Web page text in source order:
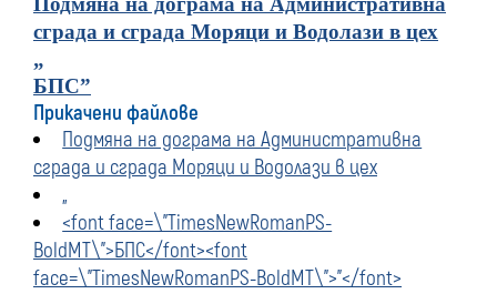
сграда и сграда Моряци и Водолази в цех
„
БПС”
Прикачени файлове
Подмяна на дограма на Административна
сграда и сграда Моряци и Водолази в цех
„
<font face=\"TimesNewRomanPS-
BoldMT\">БПС</font><font
face=\"TimesNewRomanPS-BoldMT\">”</font>